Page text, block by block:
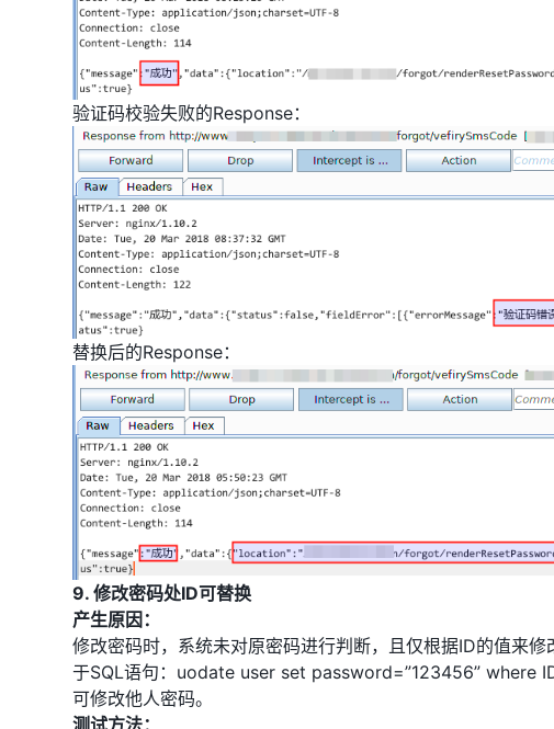
验证码校验失败的Response：
替换后的Response：
9. 修改密码处ID可替换
产生原因：
修改密码时，系统未对原密码进行判断，且仅根据ID的值来修
于SQL语句：uodate user set password=”123456” where
可修改他人密码。
测试方法：